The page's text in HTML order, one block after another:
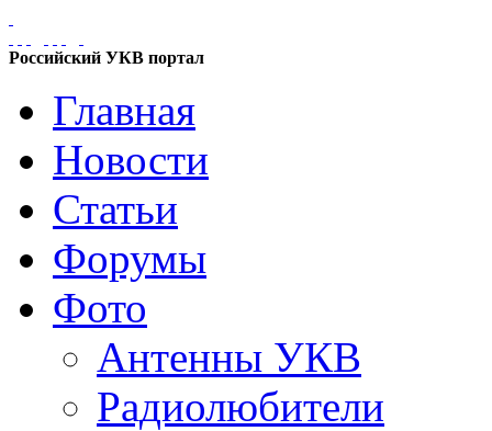
Российский УКВ портал
Главная
Новости
Статьи
Форумы
Фото
Антенны УКВ
Радиолюбители